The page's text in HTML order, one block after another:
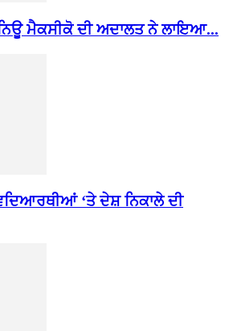
ਮੈਕਸੀਕੋ ਦੀ ਅਦਾਲਤ ਨੇ ਲਾਇਆ...
‘ਤੇ ਦੇਸ਼ ਨਿਕਾਲੇ ਦੀ